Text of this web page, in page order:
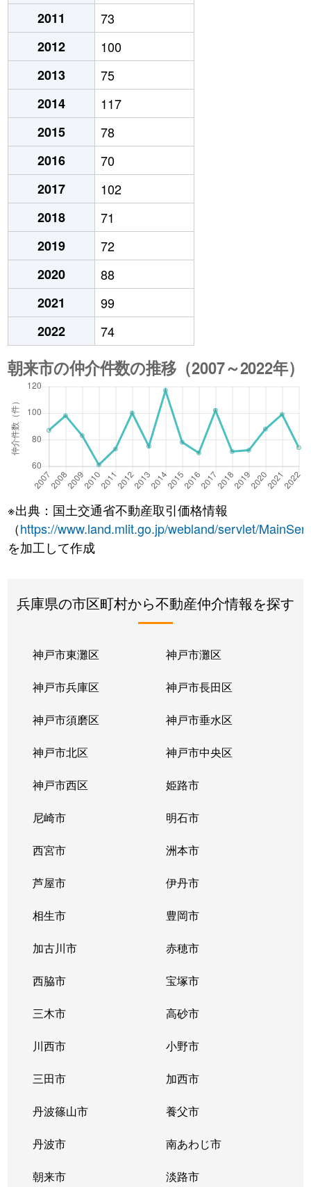
2011
73
2012
100
2013
75
2014
117
2015
78
2016
70
2017
102
2018
71
2019
72
2020
88
2021
99
2022
74
※出典：国土交通省不動産取引価格情報
（https://www.land.mlit.go.jp/webland/servlet/
を加工して作成
兵庫県の市区町村から不動産仲介情報を探す
神戸市東灘区 神戸市灘区
神戸市兵庫区 神戸市長田区
神戸市須磨区 神戸市垂水区
神戸市北区 神戸市中央区
神戸市西区 姫路市
尼崎市 明石市
西宮市 洲本市
芦屋市 伊丹市
相生市 豊岡市
加古川市 赤穂市
西脇市 宝塚市
三木市 高砂市
川西市 小野市
三田市 加西市
丹波篠山市 養父市
丹波市 南あわじ市
朝来市 淡路市